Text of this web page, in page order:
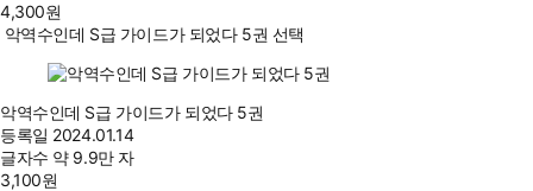
4,300원
악역수인데 S급 가이드가 되었다 5권 선택
악역수인데 S급 가이드가 되었다 5권
등록일 2024.01.14
글자수 약 9.9만 자
3,100원